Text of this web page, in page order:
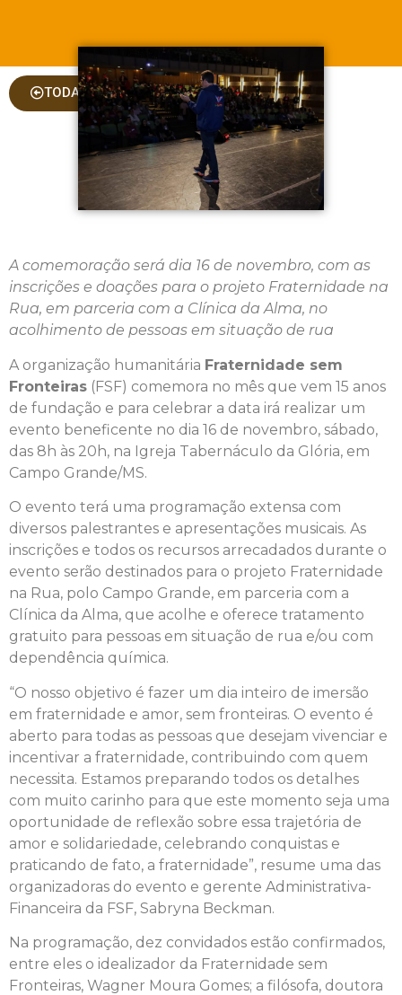
TODAS AS COLUNAS
A comemoração será dia 16 de novembro, com as
inscrições e doações para o projeto Fraternidade na
Rua, em parceria com a Clínica da Alma, no
acolhimento de pessoas em situação de rua
A organização humanitária Fraternidade sem
Fronteiras (FSF) comemora no mês que vem 15 anos
de fundação e para celebrar a data irá realizar um
evento beneficente no dia 16 de novembro, sábado,
das 8h às 20h, na Igreja Tabernáculo da Glória, em
Campo Grande/MS.
O evento terá uma programação extensa com
diversos palestrantes e apresentações musicais. As
inscrições e todos os recursos arrecadados durante o
evento serão destinados para o projeto Fraternidade
na Rua, polo Campo Grande, em parceria com a
Clínica da Alma, que acolhe e oferece tratamento
gratuito para pessoas em situação de rua e/ou com
dependência química.
“O nosso objetivo é fazer um dia inteiro de imersão
em fraternidade e amor, sem fronteiras. O evento é
aberto para todas as pessoas que desejam vivenciar e
incentivar a fraternidade, contribuindo com quem
necessita. Estamos preparando todos os detalhes
com muito carinho para que este momento seja uma
oportunidade de reflexão sobre essa trajetória de
amor e solidariedade, celebrando conquistas e
praticando de fato, a fraternidade”, resume uma das
organizadoras do evento e gerente Administrativa-
Financeira da FSF, Sabryna Beckman.
Na programação, dez convidados estão confirmados,
entre eles o idealizador da Fraternidade sem
Fronteiras, Wagner Moura Gomes; a filósofa, doutora